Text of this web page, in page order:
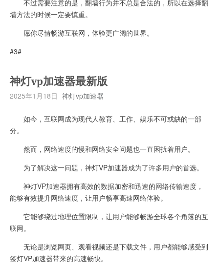
不过需要注意的是，翻墙行为并不总是合法的，所以在选择翻
墙方法的时候一定要慎重。
愿你尽情畅游互联网，体验更广阔的世界。
#3#
神灯vp加速器最新版
2025年1月18日 神灯vp加速器
如今，互联网成为现代人教育、工作、娱乐不可或缺的一部
分。
然而，网络速度的慢和网络安全问题也一直困扰着用户。
为了解决这一问题，神灯VP加速器成为了许多用户的首选。
神灯VP加速器拥有高效的数据加密和迅速的网络传输速度，
能够有效提升网络速度，让用户畅享高速网络体验。
它能够绕过地理位置限制，让用户能够畅游全球各个角落的互
联网。
无论是浏览网页、观看视频还是下载文件，用户都能够感受到
签灯VP加速器带来的高速畅快。